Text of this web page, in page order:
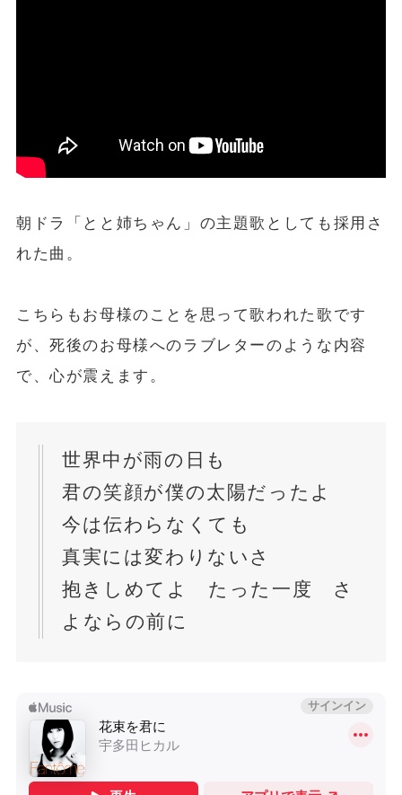
朝ドラ「とと姉ちゃん」の主題歌としても採用さ
れた曲。
こちらもお母様のことを思って歌われた歌です
が、死後のお母様へのラブレターのような内容
で、心が震えます。
世界中が雨の日も
君の笑顔が僕の太陽だったよ
今は伝わらなくても
真実には変わりないさ
抱きしめてよ たった一度 さ
よならの前に